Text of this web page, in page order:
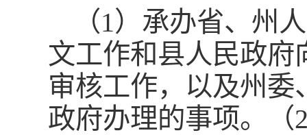
（1）承办省、州
文工作和县人民政
审核工作，以及州
政府办理的事项。（